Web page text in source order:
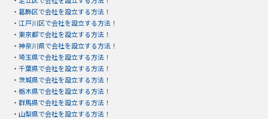
・ 葛飾区で会社を設立する方法！
・ 江戸川区で会社を設立する方法！
・ 東京都で会社を設立する方法！
・ 神奈川県で会社を設立する方法！
・ 埼玉県で会社を設立する方法！
・ 千葉県で会社を設立する方法！
・ 茨城県で会社を設立する方法！
・ 栃木県で会社を設立する方法！
・ 群馬県で会社を設立する方法！
・ 山梨県で会社を設立する方法！